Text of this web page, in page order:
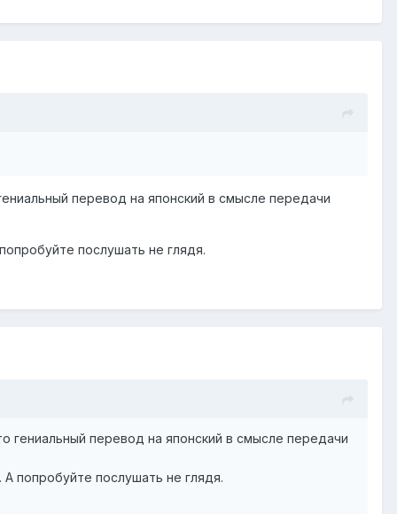
перевод на японский в смысле передачи
послушать не глядя.
гениальный перевод на японский в смысле передачи
попробуйте послушать не глядя.